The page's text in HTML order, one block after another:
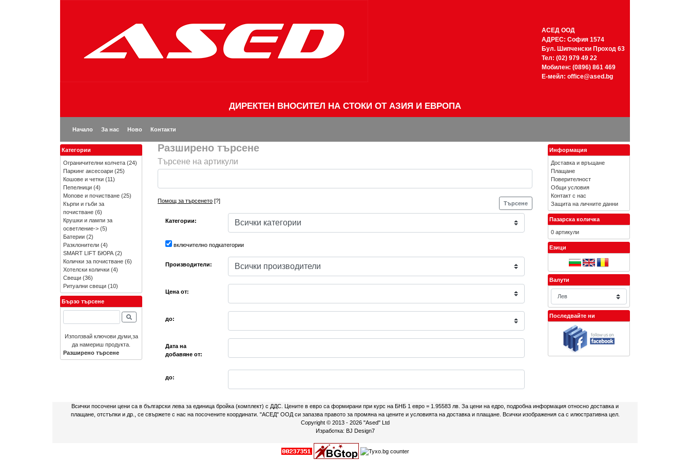
АСЕД ООД
АДРЕС: София 1574
Бул. Шипченски Проход 63
Тел: (02) 979 49 22
Мобилен: (0896) 861 469
Е-мейл: office@ased.bg
ДИРЕКТЕН ВНОСИТЕЛ НА СТОКИ ОТ АЗИЯ И ЕВРОПА
Начало За нас Ново Контакти
Разширено търсене
Търсене на артикули
Помощ за търсенето [?] Търсене
Категории:
включително подкатегории
Производители:
Цена от:
до:
Дата на
добавяне от:
до:
Категории
Ограничителни колчета (24)
Паркинг аксесоари (25)
Кошове и четки (11)
Пепелници (4)
Мопове и почистване (25)
Кърпи и гъби за
почистване (6)
Крушки и лампи за
осветление-> (5)
Батерии (2)
Разклонители (4)
SMART LIFT БЮРА (2)
Колички за почистване (6)
Хотелски колички (4)
Свещи (36)
Ритуални свещи (10)
Бързо търсене
Използвай ключови думи,за
да намериш продукта.
Разширено търсене
Информация
Доставка и връщане
Плащане
Поверителност
Общи условия
Контакт с нас
Защита на личните данни
Пазарска количка
0 артикули
Езици
Валути
Последвайте ни
Всички посочени цени са в български лева за единица бройка (комплект) с ДДС. Цените в евро са формирани при курс на БНБ 1 евро = 1.95583 лв. За цени на едро, подробна информация относно доставка и
плащане, отстъпки и др., се свържете с нас на посочените координати. "АСЕД" ООД си запазва правото за промяна на цените и условията на доставка и плащане. Всички изображения са с илюстративна цел.
Copyright © 2013 - 2026 "Ased" Ltd
Изработка: BJ Design7